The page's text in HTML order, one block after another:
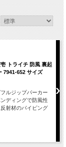
トライチ 防風 裏起
7941-652 サイズ
ルジップパーカー
ディングで防風性
射材のパイピング